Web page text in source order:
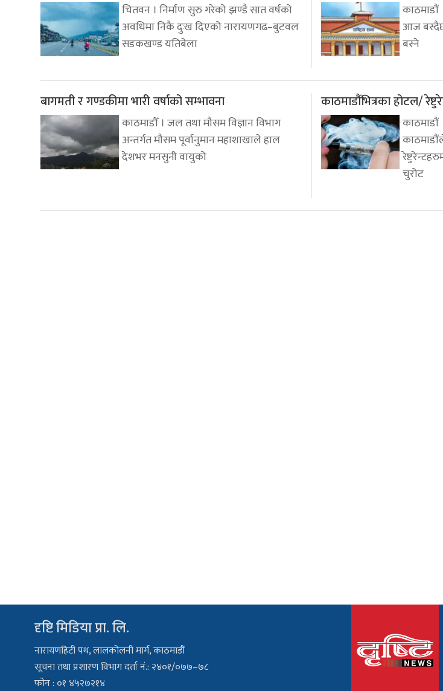
चितवन । निर्माण सुरु गरेको झण्डै सात वर्षको
अवधिमा निकै दुःख दिएको नारायणगढ–बुटवल
सडकखण्ड यतिबेला
काठमाडौं
आज बस्दैछ
बस्ने
बागमती र गण्डकीमा भारी वर्षाको सम्भावना
काठमाडौँ । जल तथा मौसम विज्ञान विभाग
अन्तर्गत मौसम पूर्वानुमान महाशाखाले हाल
देशभर मनसुनी वायुको
काठमाडौंभित्रका होटल/
काठमाडौं
चुरोट
दृष्टि मिडिया प्रा. लि.
नारायणहिटी पथ, लालकोलनी मार्ग, काठमाडौं
सूचना तथा प्रशारण विभाग दर्ता नं.: २४०१/०७७–७८
फोन : ०१ ४५२७२१४